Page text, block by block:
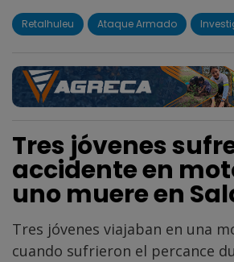
Retalhuleu Ataque Armado
Tres jóvenes
accidente en
uno muere en
Tres jóvenes viajaban en una
cuando sufrieron el percance